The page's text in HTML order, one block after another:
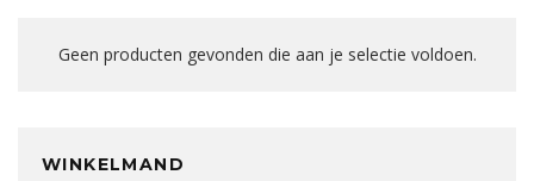
Geen producten gevonden die aan je selectie voldoen.
WINKELMAND